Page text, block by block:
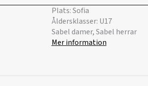
Plats: Sofia
Åldersklasser: U17
Sabel damer, Sabel herrar
Mer information